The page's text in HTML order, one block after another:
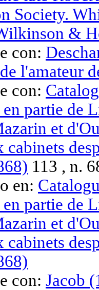
Society.
&
con:
l'amateur
con:
en partie de
et
113 , n.
en:
en partie de
et
con: Jacob